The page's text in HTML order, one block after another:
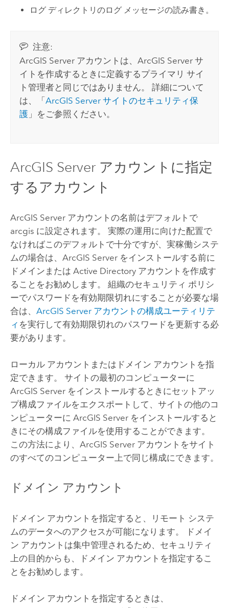
ログ ディレクトリのログ メッセージの読み書き。
注意:
ArcGIS Server アカウントは、ArcGIS Server サ
イトを作成するときに定義するプライマリ サイ
ト管理者と同じではありません。 詳細について
は、「ArcGIS Server サイトのセキュリティ保
護 」をご参照ください。
ArcGIS Serverアカウントに指定
するアカウント
ArcGIS Serverアカウントの名前はデフォルトで
arcgis に設定されます。 実際の運用に向けた配置で
なければこのデフォルトで十分ですが、実稼働システ
ムの場合は、 ArcGIS Serverをインストールする前に
ドメインまたは Active Directory アカウントを作成す
ることをお勧めします。 組織のセキュリティ ポリシ
ーでパスワードを有効期限切れにすることが必要な場
合は、 ArcGIS Serverアカウントの構成ユーティリテ
ィ を実行して有効期限切れのパスワードを更新する必
要があります。
ローカル アカウントまたはドメイン アカウントを指
定できます。 サイトの最初のコンピューターに
ArcGIS Serverをインストールするときにセットアッ
プ構成ファイルをエクスポートして、サイトの他のコ
ンピューターに ArcGIS Serverをインストールすると
きにその構成ファイルを使用することができます。
この方法により、 ArcGIS Serverアカウントをサイト
のすべてのコンピューター上で同じ構成にできます。
ドメイン アカウント
ドメイン アカウントを指定すると、リモート システ
ムのデータへのアクセスが可能になります。 ドメイ
ン アカウントは集中管理されるため、セキュリティ
上の目的からも、ドメイン アカウントを指定するこ
とをお勧めします。
ドメイン アカウントを指定するときは、